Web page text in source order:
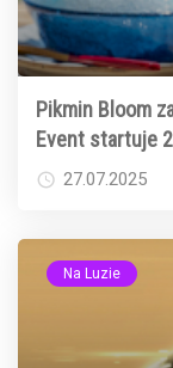
Pikmin Bloom
Event startuje
27.07.2025
Na Luzie